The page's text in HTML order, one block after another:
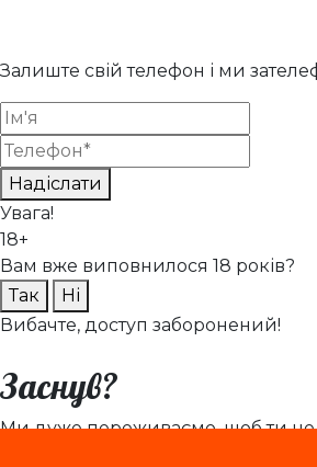
Залиште свій телефон і ми
Надіслати
Увага!
18+
Вам вже виповнилося 18 років?
Так
Ні
Вибачте, доступ заборонений!
Заснув?
Ми дуже переживаємо, щоб ти не